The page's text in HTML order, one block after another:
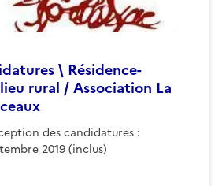
\ Résidence-
rural / Association La
des candidatures :
2019 (inclus)